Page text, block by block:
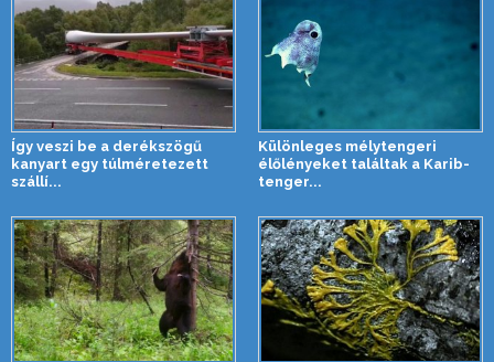
Így veszi be a derékszögű
kanyart egy túlméretezett
szállí...
Különleges mélytengeri
élőlényeket találtak a Karib-
tenger...